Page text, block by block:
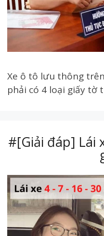
Xe ô tô lưu thông
phải có 4 loại giấy tờ
#[Giải đáp] Lái